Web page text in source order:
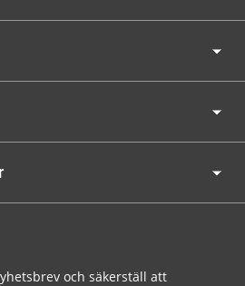
och säkerställ att